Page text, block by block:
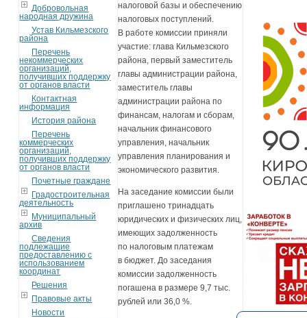
Добровольная
народная дружина
Устав Кильмезского
района
Перечень
некоммерческих
организаций,
получивших поддержку
от органов власти
Контактная
информация
История района
Перечень
коммерческих
организаций,
получивших поддержку
от органов власти
Почетные граждане
Градостроительная
деятельность
Муниципальный
архив
Сведения
подлежащие
предоставлению с
использованием
координат
Решения
Правовые акты
Новости
налоговой базы и обеспечению
налоговых поступлений.
В работе комиссии приняли
участие: глава Кильмезского
района, первый заместитель
главы администрации района,
заместитель главы
администрации района по
финансам, налогам и сборам,
начальник финансового
управления, начальник
управления планирования и
экономического развития.
На заседание комиссии были
приглашено тринадцать
юридических и физических лиц,
имеющих задолженность
по налоговым платежам
в бюджет. До заседания
комиссии задолженность
погашена в размере 9,7 тыс.
рублей или 36,0 %.